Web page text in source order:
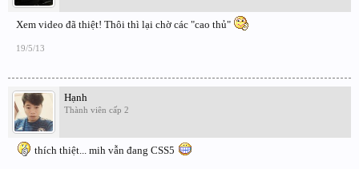
Xem video đã thiệt! Thôi thì lại chờ các "cao thủ"
19/5/13
Hạnh
Thành viên cấp 2
thích thiệt... mih vẫn đang CSS5